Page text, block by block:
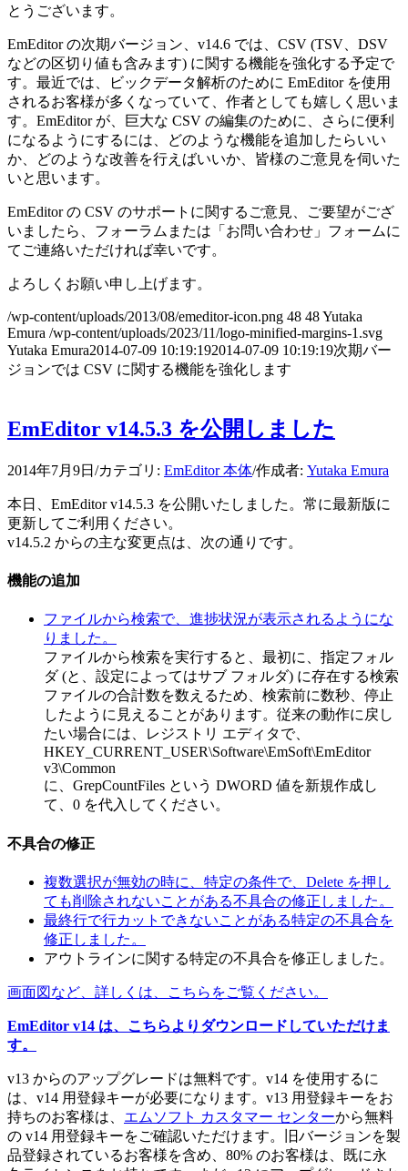
とうございます。
EmEditor の次期バージョン、v14.6 では、CSV (TSV、DSV
などの区切り値も含みます) に関する機能を強化する予定で
す。最近では、ビックデータ解析のために EmEditor を使用
されるお客様が多くなっていて、作者としても嬉しく思いま
す。EmEditor が、巨大な CSV の編集のために、さらに便利
になるようにするには、どのような機能を追加したらいい
か、どのような改善を行えばいいか、皆様のご意見を伺いた
いと思います。
EmEditor の CSV のサポートに関するご意見、ご要望がござ
いましたら、フォーラムまたは「お問い合わせ」フォームに
てご連絡いただければ幸いです。
よろしくお願い申し上げます。
/wp-content/uploads/2013/08/emeditor-icon.png 48 48Yutaka
Emura /wp-content/uploads/2023/11/logo-minified-margins-1.svg
Yutaka Emura2014-07-09 10:19:192014-07-09 10:19:19次期バー
ジョンでは CSV に関する機能を強化します
EmEditor v14.5.3 を公開しました
2014年7月9日 /カテゴリ: EmEditor 本体/作成者: Yutaka Emura
本日、EmEditor v14.5.3 を公開いたしました。常に最新版に
更新してご利用ください。
v14.5.2 からの主な変更点は、次の通りです。
機能の追加
ファイルから検索で、進捗状況が表示されるようにな
りました。
ファイルから検索を実行すると、最初に、指定フォル
ダ (と、設定によってはサブ フォルダ) に存在する検索
ファイルの合計数を数えるため、検索前に数秒、停止
したように見えることがあります。従来の動作に戻し
たい場合には、レジストリ エディタで、
HKEY_CURRENT_USER\Software\EmSoft\EmEditor
v3\Common
に、GrepCountFiles という DWORD 値を新規作成し
て、0 を代入してください。
不具合の修正
複数選択が無効の時に、特定の条件で、Delete を押し
ても削除されないことがある不具合の修正しました。
最終行で行カットできないことがある特定の不具合を
修正しました。
アウトラインに関する特定の不具合を修正しました。
画面図など、詳しくは、こちらをご覧ください。
EmEditor v14 は、こちらよりダウンロードしていただけま
す。
v13 からのアップグレードは無料です。v14 を使用するに
は、v14 用登録キーが必要になります。v13 用登録キーをお
持ちのお客様は、 エムソフト カスタマー センターから無料
の v14 用登録キーをご確認いただけます。旧バージョンを製
品登録されているお客様を含め、80% のお客様は、既に永